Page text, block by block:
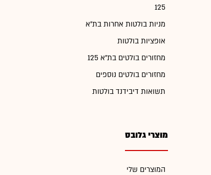
125
מניות בולטות אחרות בת"א
אופציות בולטות
מחזורים בולטים בת"א 125
מחזורים בולטים נוספים
תשואות דיבידנד בולטות
מוצרי גלובס
המוצרים שלי